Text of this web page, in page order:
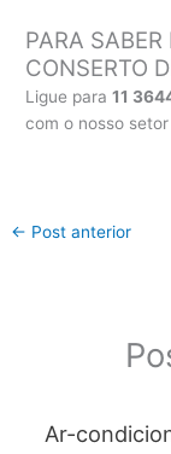
PARA
CONSERTO
Ligue para11
com o nosso
← Post anterior
Ar-